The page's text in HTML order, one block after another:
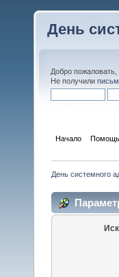
День
Добро пожаловать,
Не получили
Начало Помощь
День системного